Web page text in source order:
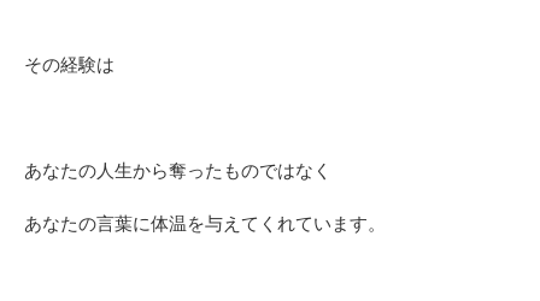
その経験は
あなたの人生から奪ったものではなく
あなたの言葉に体温を与えてくれています。